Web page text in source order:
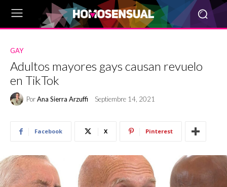
GAY
Adultos mayores gays causan revuelo
en TikTok
PorAna Sierra Arzuffi Septiembre 14, 2021
Facebook X Pinterest